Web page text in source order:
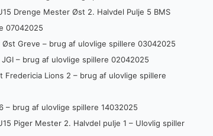
Drenge Mester Øst 2. Halvdel Pulje 5 BMS
07042025
Greve – brug af ulovlige spillere 03042025
– brug af ulovlige spillere 02042025
Fredericia Lions 2 – brug af ulovlige spillere
– brug af ulovlige spillere 14032025
Piger Mester 2. Halvdel pulje 1 – Ulovlig spiller